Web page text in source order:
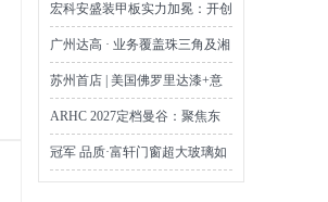
宏科安盛装甲板实力加冕：开创
FOSB装甲级环保新时代
广州达高 · 业务覆盖珠三角及湘
鄂赣——工业地坪耐久性 服务
能力全景
苏州首店 | 美国佛罗里达漆+意
大利斐雷拉艺术漆
ARHC 2027定档曼谷：聚焦东
盟制冷、空调、通风及洁净室市
场新需求
冠军 品质·富轩门窗超大玻璃如
何“管用30年”？